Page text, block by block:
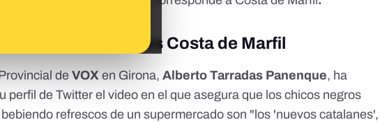
España, pero es Costa de Marfil
deVOXen Girona,Alberto Tarradas Panenque, ha
perfil deTwitter el video en el que asegura que los chicos negros
refrescos de un supermercado son "los 'nuevos catalanes',